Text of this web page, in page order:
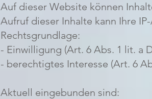
Auf dieser Website können
Aufruf dieser Inhalte kann Ihre
Rechtsgrundlage:
- Einwilligung (Art. 6 Abs. 1 lit. a
- berechtigtes Interesse (Art. 6
Aktuell eingebunden sind: